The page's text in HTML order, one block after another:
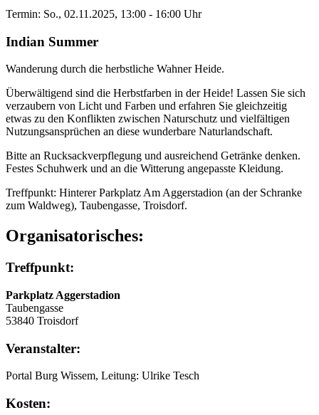
Termin: So., 02.11.2025, 13:00 - 16:00 Uhr
Indian Summer
Wanderung durch die herbstliche Wahner Heide.
Überwältigend sind die Herbstfarben in der Heide! Lassen Sie sich
verzaubern von Licht und Farben und erfahren Sie gleichzeitig
etwas zu den Konflikten zwischen Naturschutz und vielfältigen
Nutzungsansprüchen an diese wunderbare Naturlandschaft.
Bitte an Rucksackverpflegung und ausreichend Getränke denken.
Festes Schuhwerk und an die Witterung angepasste Kleidung.
Treffpunkt: Hinterer Parkplatz Am Aggerstadion (an der Schranke
zum Waldweg), Taubengasse, Troisdorf.
Organisatorisches:
Treffpunkt:
Parkplatz Aggerstadion
Taubengasse
53840 Troisdorf
Veranstalter:
Portal Burg Wissem, Leitung: Ulrike Tesch
Kosten: